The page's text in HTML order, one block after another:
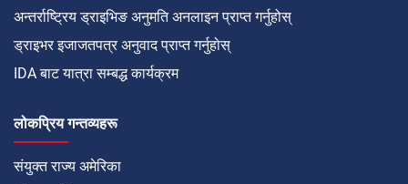
अन्तर्राष्ट्रिय ड्राइभिङ अनुमति अनलाइन प्राप्त गर्नुहोस्
ड्राइभर इजाजतपत्र अनुवाद प्राप्त गर्नुहोस्
IDA बाट यात्रा सम्बद्ध कार्यक्रम
लोकप्रिय गन्तव्यहरू
संयुक्त राज्य अमेरिका